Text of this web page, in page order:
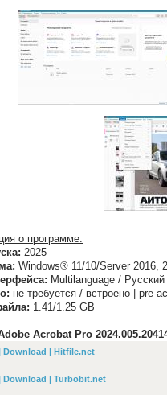
о программе:
2025
Windows® 11/10/Server 2016,
Multilanguage /
не требуется / встроено | pre-
1.41/1.25 GB
Acrobat Pro
Download | Hitfile.net
Download | Turbobit.net